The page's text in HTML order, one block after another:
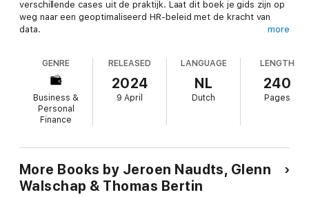
verschillende cases uit de praktijk. Laat dit boek je gids zijn op
weg naar een geoptimaliseerd HR-beleid met de kracht van
data.
'Impactvolle HR-analytics toont de meerwaarde aan in HR; de
methodiek en vele praktijk-cases inspireren je om ermee aan
de slag te gaan.'
- Liesbeth Sabbe | Group Director People & Organisation,
'Ik kan het boek aan iedereen aanbevelen die zich in het domein
van People Analytics wil verdiepen. De vele voorbeelden zijn
een echte bron van inspiratie.'
more
GENRE
Business &
Personal
Finance
RELEASED
2024
9 April
LANGUAGE
NL
Dutch
LENGTH
240
Pages
More Books by Jeroen Naudts, Glenn
Walschap & Thomas Bertin